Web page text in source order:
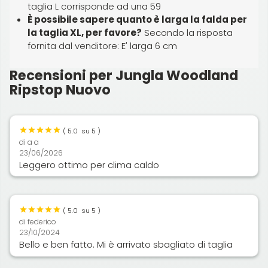
taglia L corrisponde ad una 59
È possibile sapere quanto è larga la falda per
la taglia XL, per favore? Secondo la risposta
fornita dal venditore: E' larga 6 cm
Recensioni per Jungla Woodland
Ripstop Nuovo
( 5.0 su 5 )
di a a
23/06/2026
Leggero ottimo per clima caldo
( 5.0 su 5 )
di federico
23/10/2024
Bello e ben fatto. Mi è arrivato sbagliato di taglia